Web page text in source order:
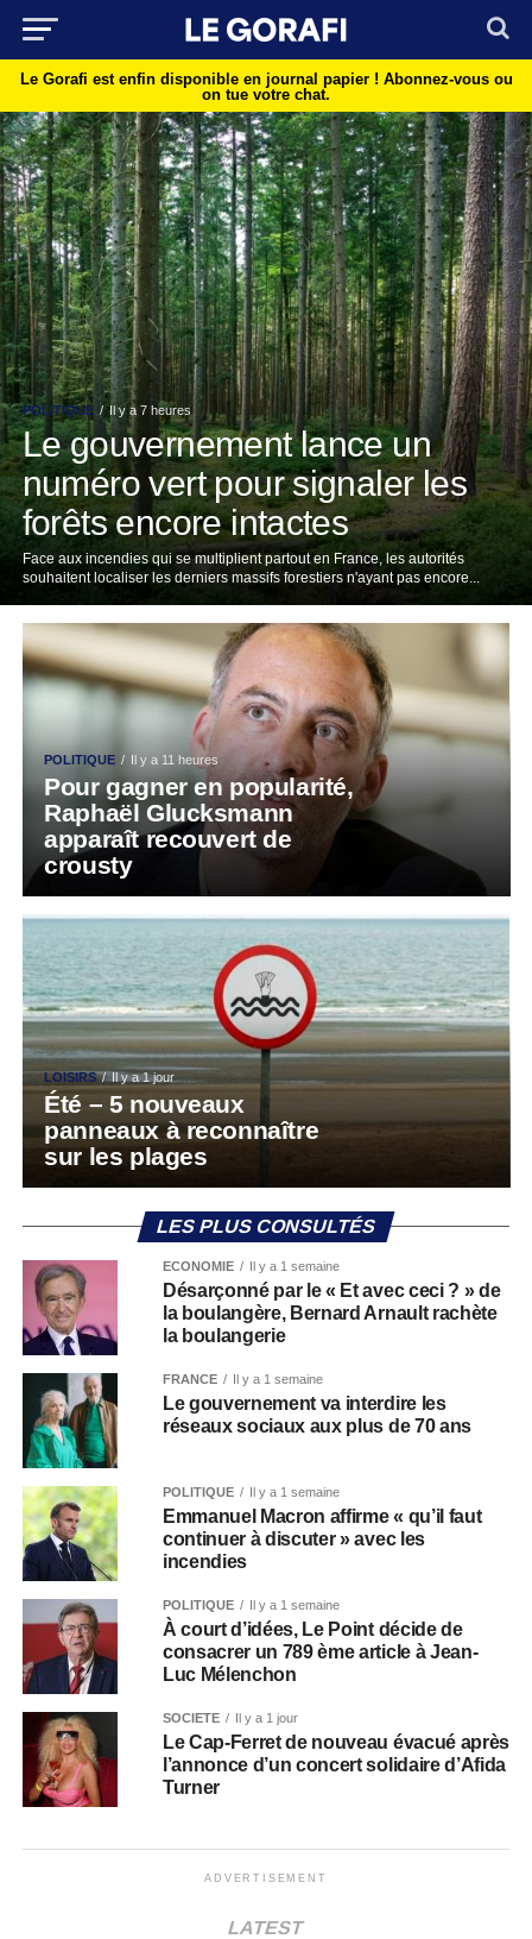
Le Gorafi est enfin disponible en journal papier ! Abonnez-vous ou
on tue votre chat.
POLITIQUE Il y a 7 heures
Le gouvernement lance un
numéro vert pour signaler les
forêts encore intactes
Face aux incendies qui se multiplient partout en France, les autorités
souhaitent localiser les derniers massifs forestiers n'ayant pas encore...
POLITIQUE Il y a 11 heures
Pour gagner en popularité,
Raphaël Glucksmann
apparaît recouvert de
crousty
LOISIRS Il y a 1 jour
Été – 5 nouveaux
panneaux à reconnaître
sur les plages
LES PLUS CONSULTÉS
ECONOMIE Il y a 1 semaine
Désarçonné par le « Et avec ceci ? » de
la boulangère, Bernard Arnault rachète
la boulangerie
FRANCE Il y a 1 semaine
Le gouvernement va interdire les
réseaux sociaux aux plus de 70 ans
POLITIQUE Il y a 1 semaine
Emmanuel Macron affirme « qu’il faut
continuer à discuter » avec les
incendies
POLITIQUE Il y a 1 semaine
À court d’idées, Le Point décide de
consacrer un 789 ème article à Jean-
Luc Mélenchon
SOCIÉTÉ Il y a 1 jour
Le Cap-Ferret de nouveau évacué après
l’annonce d’un concert solidaire d’Afida
Turner
ADVERTISEMENT
LATEST